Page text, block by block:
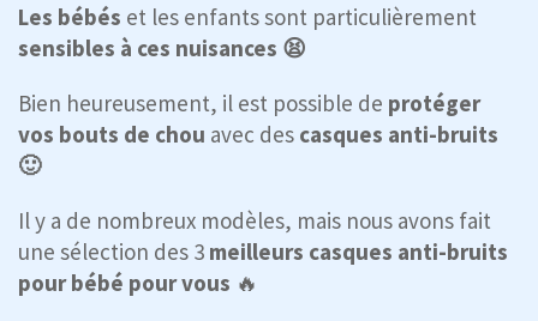
Les bébés et les enfants sont particulièrement
sensibles à ces nuisances 😫
Bien heureusement, il est possible de protéger
vos bouts de chou avec des casques anti-bruits
🙂
Il y a de nombreux modèles, mais nous avons fait
une sélection des 3 meilleurs casques anti-bruits
pour bébé pour vous 🔥